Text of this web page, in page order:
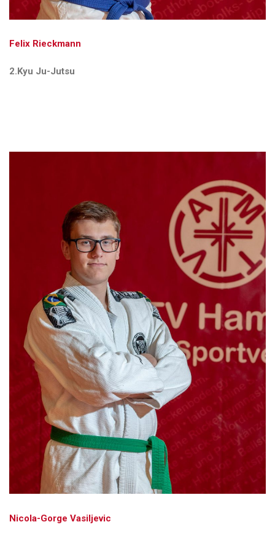
Felix Rieckmann
2.Kyu Ju-Jutsu
Nicola-Gorge Vasiljevic